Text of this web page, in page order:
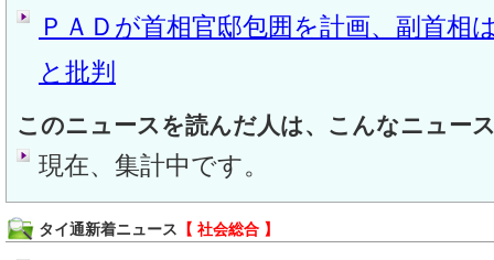
ＰＡＤが首相官邸包囲を計画、副首相
と批判
このニュースを読んだ人は、こんなニュー
現在、集計中です。
タイ通新着ニュース 【 社会総合 】